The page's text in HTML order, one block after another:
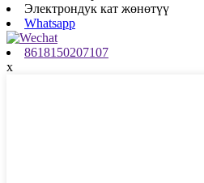
Электрондук кат жөнөтүү
Whatsapp
8618150207107
x